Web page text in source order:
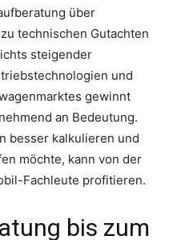
über
technischen Gutachten
steigender
und
gewinnt
an Bedeutung.
besser kalkulieren und
möchte, kann von der
Fachleute profitieren.
bis zum